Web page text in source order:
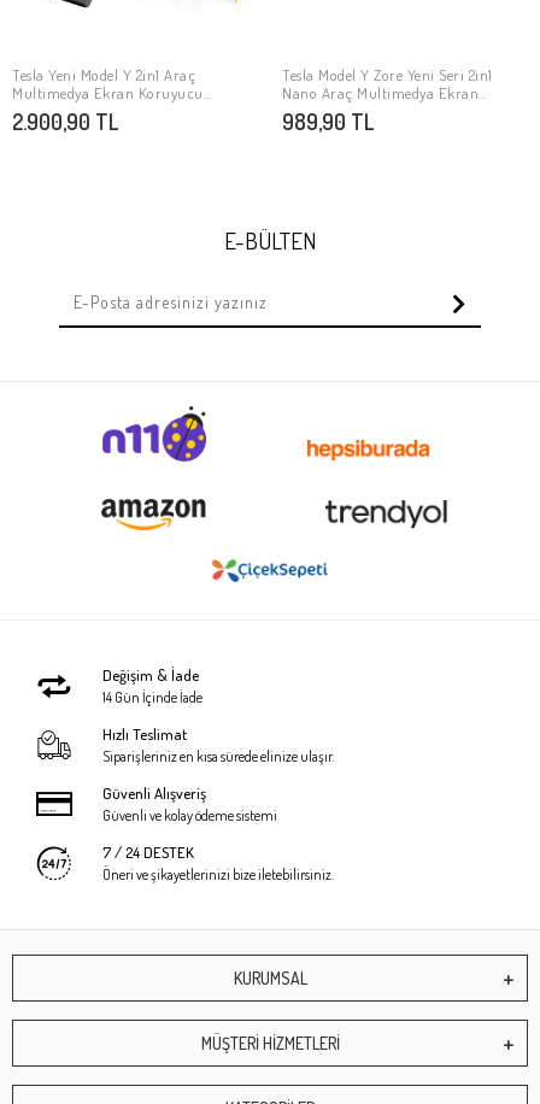
SEPETE EKLE
Tesla Yeni Model Y 2in1 Araç
Multimedya Ekran Koruyucu
Uygulama Aparatlı Zore Premium
Temperli Cam Ekran Koruyucu
2.900,90 TL
SEPETE EKLE
Tesla Model Y Zore Yeni Seri 2in1
Nano Araç Multimedya Ekran
Koruyucu
989,90 TL
E-BÜLTEN
Değişim & İade
14 Gün İçinde İade
Hızlı Teslimat
Siparişleriniz en kısa sürede elinize ulaşır.
Güvenli Alışveriş
Güvenli ve kolay ödeme sistemi
7 / 24 DESTEK
Öneri ve şikayetlerinizi bize iletebilirsiniz.
KURUMSAL
MÜŞTERİ HİZMETLERİ